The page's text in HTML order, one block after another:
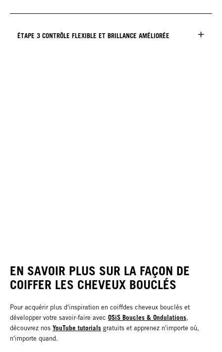
ÉTAPE 3 CONTRÔLE FLEXIBLE ET BRILLANCE AMÉLIORÉE
EN SAVOIR PLUS SUR LA FAÇON DE
COIFFER LES CHEVEUX BOUCLÉS
Pour acquérir plus d'inspiration en coiffdes cheveux bouclés et
développer votre savoir-faire avec OSiS Boucles & Ondulations,
découvrez nos YouTube tutorials gratuits et apprenez n'importe où,
n'importe quand.